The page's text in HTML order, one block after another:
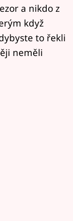
a nikdo z
když
to řekli
neměli